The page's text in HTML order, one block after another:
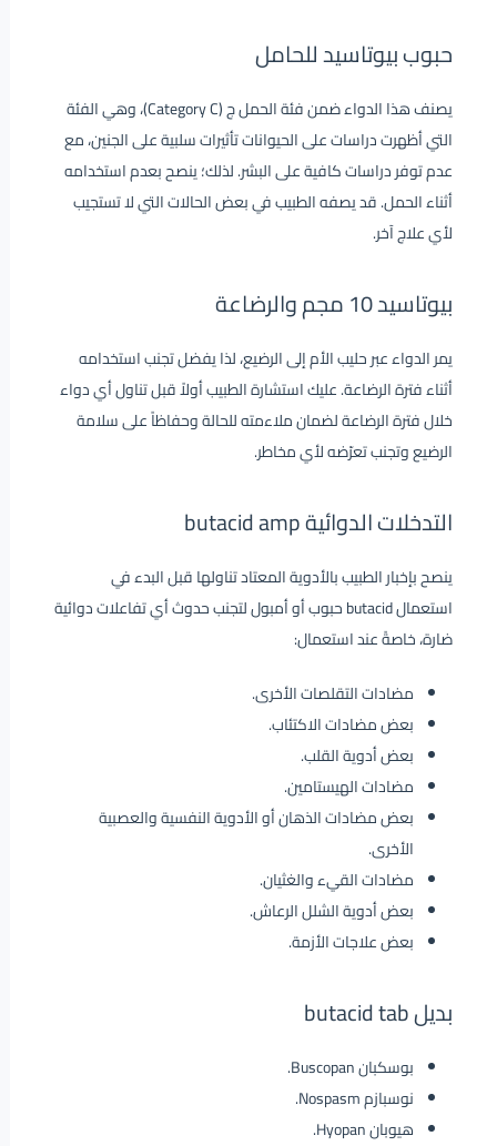
حبوب بيوتاسيد للحامل
يصنف هذا الدواء ضمن فئة الحمل ج (Category C)، وهي الفئة
التي أظهرت دراسات على الحيوانات تأثيرات سلبية على الجنين، مع
عدم توفر دراسات كافية على البشر. لذلك؛ ينصح بعدم استخدامه
أثناء الحمل. قد يصفه الطبيب في بعض الحالات التي لا تستجيب
لأي علاج آخر.
بيوتاسيد 10 مجم والرضاعة
يمر الدواء عبر حليب الأم إلى الرضيع، لذا يفضل تجنب استخدامه
أثناء فترة الرضاعة. عليك استشارة الطبيب أولاً قبل تناول أي دواء
خلال فترة الرضاعة لضمان ملاءمته للحالة وحفاظاً على سلامة
الرضيع وتجنب تعرّضه لأي مخاطر.
التدخلات الدوائية butacid amp
ينصح بإخبار الطبيب بالأدوية المعتاد تناولها قبل البدء في
استعمال butacid حبوب أو أمبول لتجنب حدوث أي تفاعلات دوائية
ضارة، خاصةً عند استعمال:
مضادات التقلصات الأخرى.
بعض مضادات الاكتئاب.
بعض أدوية القلب.
مضادات الهيستامين.
بعض مضادات الذهان أو الأدوية النفسية والعصبية
الأخرى.
مضادات القيء والغثيان.
بعض أدوية الشلل الرعاش.
بعض علاجات الأزمة.
بديل butacid tab
بوسكبان Buscopan.
نوسبازم Nospasm.
هيوبان Hyopan.